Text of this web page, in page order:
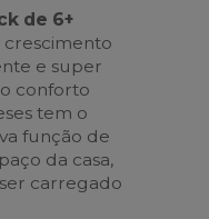
de 6+
crescimento
e super
conforto
tem o
função de
da casa,
carregado